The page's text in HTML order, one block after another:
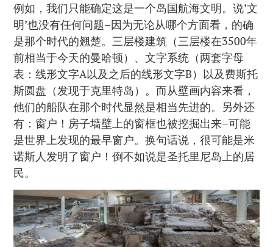
例如，我们只能确定这是一个岛国航海文明。说’文
明’也没有任何问题–因为无论从哪个方面看，的确
是那个时代的翘楚。三层楼建筑（三层楼在3500年
前相当于今天的曼哈顿）、文字系统（两套字母
表：线形文字A以及之后的线形文字B）以及费斯托
斯圆盘（发现于克里特岛）。而从壁画内容来看，
他们的船队在那个时代显然是相当先进的。另外还
有：窗户！房子墙壁上的窗框也被挖掘出来–可能
是世界上发现的最早窗户。换句话说，很可能是米
诺斯人发明了窗户！倒不如说是圣托里尼岛上的居
民。